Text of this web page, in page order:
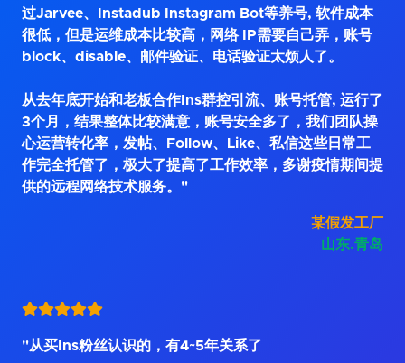
过Jarvee、Instadub Instagram Bot等养号, 软件成本
很低，但是运维成本比较高，网络 IP需要自己弄，账号
block、disable、邮件验证、电话验证太烦人了。
从去年底开始和老板合作Ins群控引流、账号托管, 运行了
3个月，结果整体比较满意，账号安全多了，我们团队操
心运营转化率，发帖、Follow、Like、私信这些日常工
作完全托管了，极大了提高了工作效率，多谢疫情期间提
供的远程网络技术服务。"
某假发工厂
山东.青岛
"从买Ins粉丝认识的，有4~5年关系了